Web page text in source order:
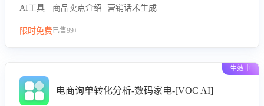
AI工具 · 商品卖点介绍· 营销话术生成
限时免费已售99+
生效中
电商询单转化分析-数码家电-[VOC AI]